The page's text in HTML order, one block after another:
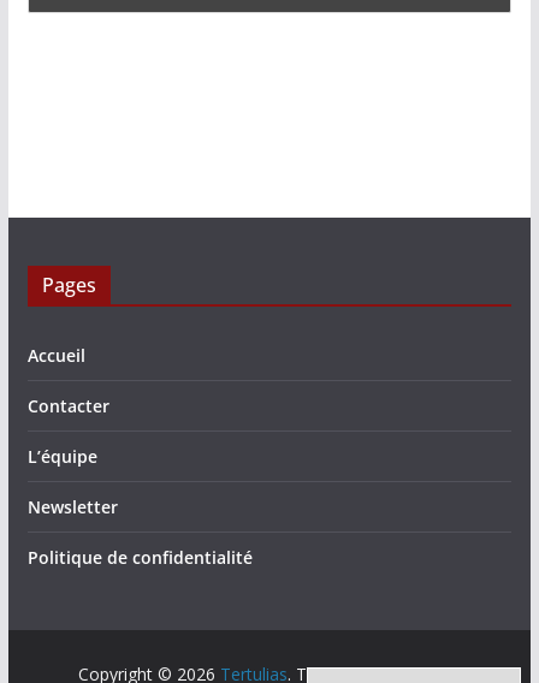
Pages
Accueil
Contacter
L’équipe
Newsletter
Politique de confidentialité
Copyright © 2026 Tertulias. Tous droits réservés.